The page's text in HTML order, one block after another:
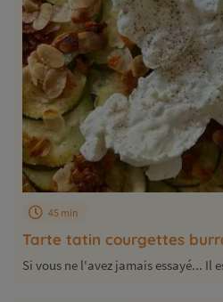
Tarte tatin courgettes
45 min
Si vous ne l'avez jamais essayé... Il